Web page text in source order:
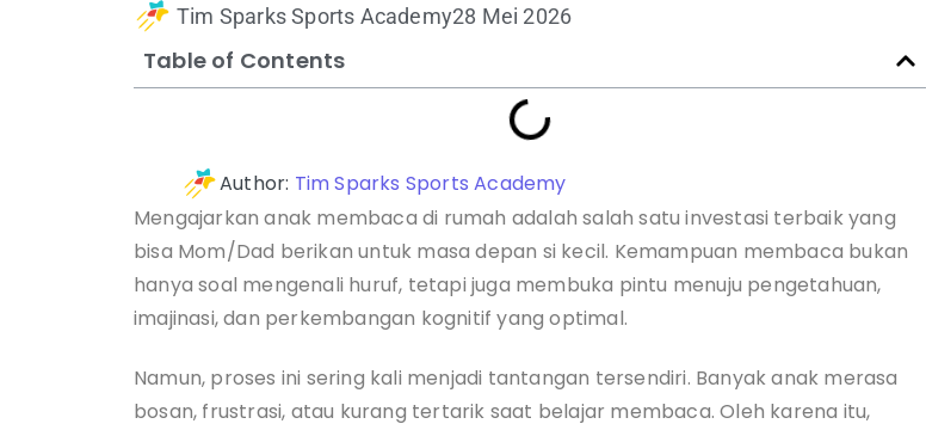
Tim Sparks Sports Academy28 Mei 2026
Table of Contents
Author: Tim Sparks Sports Academy
Mengajarkan anak membaca di rumah adalah salah satu investasi terbaik yang
bisa Mom/Dad berikan untuk masa depan si kecil. Kemampuan membaca bukan
hanya soal mengenali huruf, tetapi juga membuka pintu menuju pengetahuan,
imajinasi, dan perkembangan kognitif yang optimal.
Namun, proses ini sering kali menjadi tantangan tersendiri. Banyak anak merasa
bosan, frustrasi, atau kurang tertarik saat belajar membaca. Oleh karena itu,